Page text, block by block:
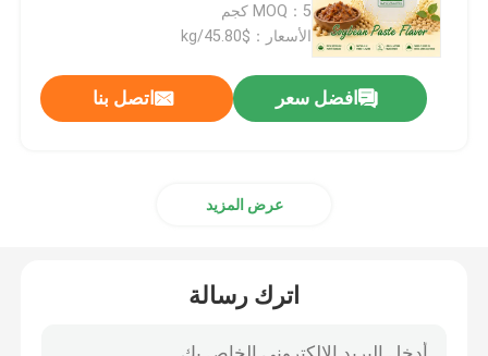
MOQ：5 كجم
الأسعار：$45.80/kg
افضل سعر اتصل بنا
عرض المزيد
اترك رسالة